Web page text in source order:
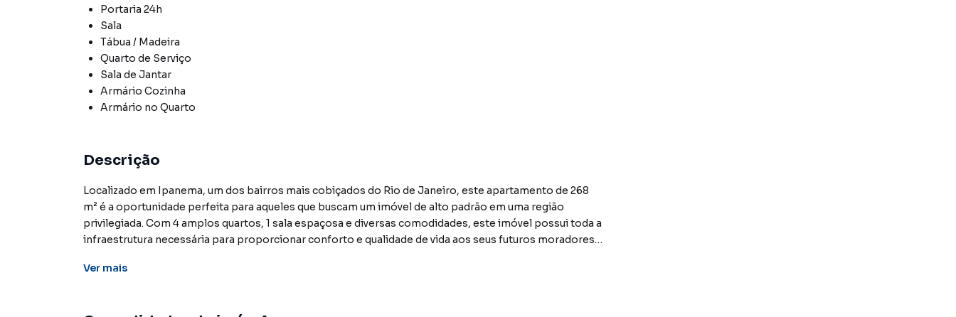
Portaria 24h
Sala
Tábua / Madeira
Quarto de Serviço
Sala de Jantar
Armário Cozinha
Armário no Quarto
Descrição
Localizado em Ipanema, um dos bairros mais cobiçados do Rio de Janeiro, este apartamento de 268
m² é a oportunidade perfeita para aqueles que buscam um imóvel de alto padrão em uma região
privilegiada. Com 4 amplos quartos, 1 sala espaçosa e diversas comodidades, este imóvel possui toda a
infraestrutura necessária para proporcionar conforto e qualidade de vida aos seus futuros moradores.
As excelentes instalações do apartamento, como armários nos quartos, cozinha equipada e sala de
Ver mais